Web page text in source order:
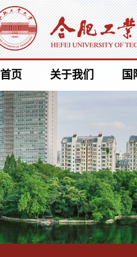
首页 关于我们 国